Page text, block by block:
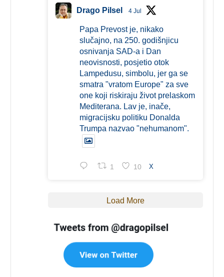
Drago Pilsel 4 Jul
Papa Prevost je, nikako
slučajno, na 250. godišnjicu
osnivanja SAD-a i Dan
neovisnosti, posjetio otok
Lampedusu, simbolu, jer ga se
smatra "vratom Europe" za sve
one koji riskiraju život prelaskom
Mediterana. Lav je, inače,
migracijsku politiku Donalda
Trumpa nazvao "nehumanom".
1 10 X
Load More